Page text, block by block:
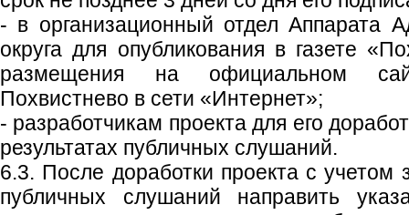
- в организационный отдел Аппарата
округа для опубликования в газете
размещения на официальном
Похвистнево в сети «Интернет»;
- разработчикам проекта для его
результатах публичных слушаний.
6.3. После доработки проекта с учетом
публичных слушаний направить